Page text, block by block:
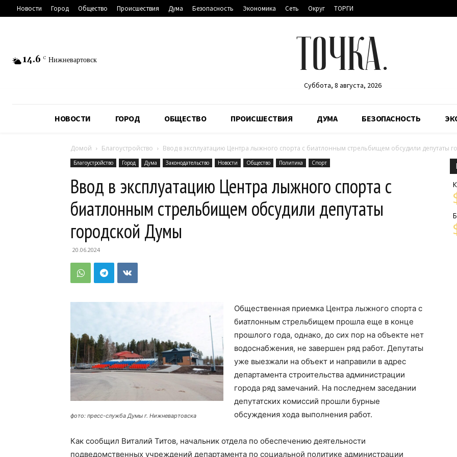
Новости Город Общество Происшествия Дума Безопасность Экономика Сеть Округ ТОРГИ
14.6 C Нижневартовск ТОЧКА.
Суббота, 8 августа, 2026
НОВОСТИ ГОРОД ОБЩЕСТВО ПРОИСШЕСТВИЯ ДУМА БЕЗОПАСНОСТЬ
Домой Благоустройство Ввод в эксплуатацию Центра лыжного спорта с биатлонным стрельбищем обсудили депутаты
Благоустройство Город Дума Законодательство Новости Общество Политика Спорт
Ввод в эксплуатацию Центра лыжного спорта с
биатлонным стрельбищем обсудили депутаты
городской Думы
20.06.2024
фото: пресс-служба Думы г. Нижневартовска
Общественная приемка Центра лыжного спорта с
биатлонным стрельбищем прошла еще в конце
прошлого года, однако, до сих пор на объекте нет
водоснабжения, не завершен ряд работ. Депутаты
уже выезжали на объект и направили в адрес
департамента строительства администрации
города ряд замечаний. На последнем заседании
депутатских комиссий прошли бурные
обсуждения хода выполнения работ.
Как сообщил Виталий Титов, начальник отдела по обеспечению деятельности
подведомственных учреждений департамента по социальной политике администрации